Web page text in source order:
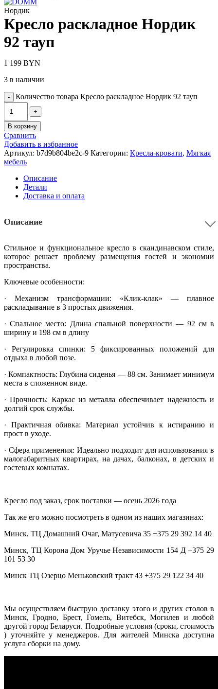
Нордик
Кресло раскладное Нордик
92 тауп
1 199 BYN
3 в наличии
Количество товара Кресло раскладное Нордик 92 тауп
В корзину
Сравнить
Добавить в избранное
Артикул: b7d9b804be2c-9 Категории: Кресла-кровати, Мягкая
мебель
Описание
Детали
Доставка и оплата
Описание
Стильное и функциональное кресло в скандинавском стиле,
которое решает проблему размещения гостей и экономии
пространства.
Ключевые особенности:
· Механизм трансформации: «Клик-клак» — плавное
раскладывание в 3 простых движения.
· Спальное место: Длина спальной поверхности — 92 см в
ширину и 198 см в длину
· Регулировка спинки: 5 фиксированных положений для
отдыха в любой позе.
· Компактность: Глубина сиденья — 88 см. Занимает минимум
места в сложенном виде.
· Прочность: Каркас из металла обеспечивает надежность и
долгий срок службы.
· Практичная обивка: Материал устойчив к истиранию и
прост в уходе.
· Сфера применения: Идеально подходит для использования в
малогабаритных квартирах, на дачах, балконах, в детских и
гостевых комнатах.
Кресло под заказ, срок поставки — осень 2026 года
Так же его можно посмотреть в одном из наших магазинах:
Минск, ТЦ Домашний Очаг, Матусевича 35 +375 29 392 14 40
Минск, ТЦ Корона Дом Уручье Независимости 154 Д +375 29
101 53 30
Минск ТЦ Озерцо Меньковский тракт 43 +375 29 122 34 40
Мы осуществляем быструю доставку этого и других столов в
Минск, Гродно, Брест, Гомель, Витебск, Могилев и любой
другой город Беларуси. Подробные условия (сроки, стоимость
) уточняйте у менеджеров. Для жителей Минска доступна
услуга сборки на дому.